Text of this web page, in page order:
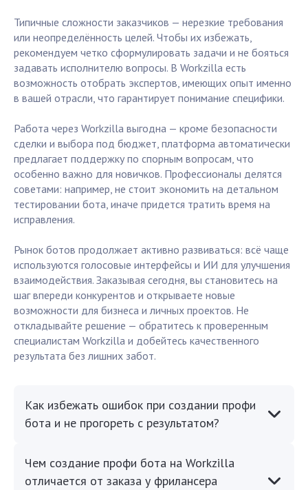
Типичные сложности заказчиков — нерезкие требования
или неопределённость целей. Чтобы их избежать,
рекомендуем четко сформулировать задачи и не бояться
задавать исполнителю вопросы. В Workzilla есть
возможность отобрать экспертов, имеющих опыт именно
в вашей отрасли, что гарантирует понимание специфики.
Работа через Workzilla выгодна — кроме безопасности
сделки и выбора под бюджет, платформа автоматически
предлагает поддержку по спорным вопросам, что
особенно важно для новичков. Профессионалы делятся
советами: например, не стоит экономить на детальном
тестировании бота, иначе придется тратить время на
исправления.
Рынок ботов продолжает активно развиваться: всё чаще
используются голосовые интерфейсы и ИИ для улучшения
взаимодействия. Заказывая сегодня, вы становитесь на
шаг впереди конкурентов и открываете новые
возможности для бизнеса и личных проектов. Не
откладывайте решение — обратитесь к проверенным
специалистам Workzilla и добейтесь качественного
результата без лишних забот.
Как избежать ошибок при создании профи
бота и не прогореть с результатом?
Чем создание профи бота на Workzilla
отличается от заказа у фрилансера